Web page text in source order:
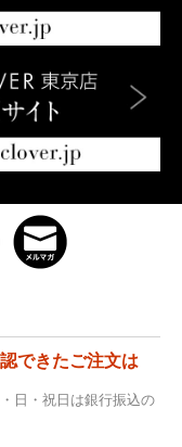
できたご注文は
日・祝日は銀行振込の